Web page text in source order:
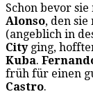
Schon bevor
Alonso, den sie
(angeblich in
City ging,
Kuba.
früh für einen
Castro.